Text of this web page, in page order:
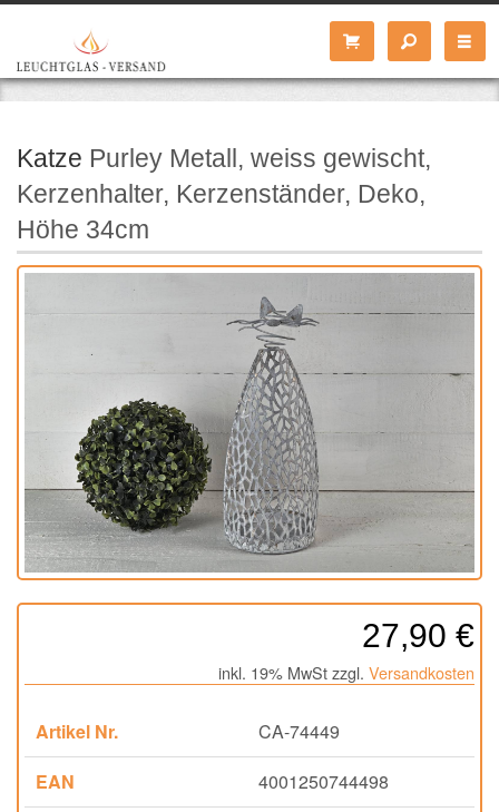
Katze Purley Metall, weiss gewischt,
Kerzenhalter, Kerzenständer, Deko,
Höhe 34cm
27,90 €
inkl. 19% MwSt zzgl. Versandkosten
Artikel Nr.
CA-74449
EAN
4001250744498